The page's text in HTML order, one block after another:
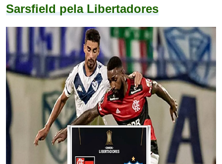
Sarsfield pela Libertadores